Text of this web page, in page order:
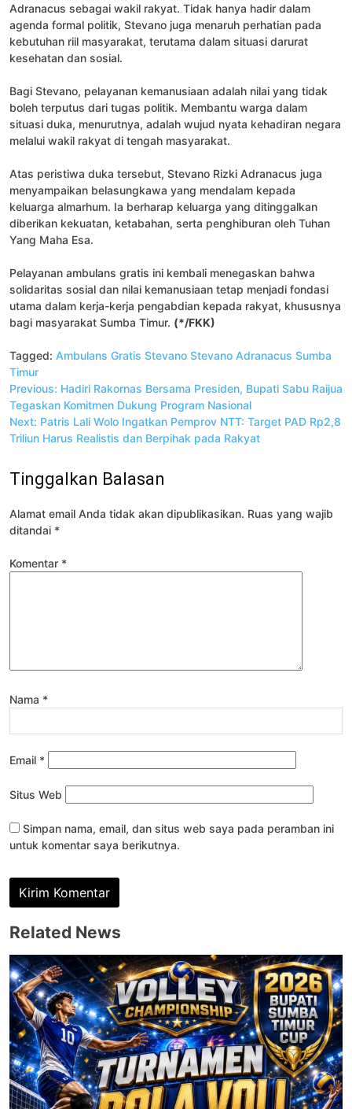
Adranacus sebagai wakil rakyat. Tidak hanya hadir dalam
agenda formal politik, Stevano juga menaruh perhatian pada
kebutuhan riil masyarakat, terutama dalam situasi darurat
kesehatan dan sosial.
Bagi Stevano, pelayanan kemanusiaan adalah nilai yang tidak
boleh terputus dari tugas politik. Membantu warga dalam
situasi duka, menurutnya, adalah wujud nyata kehadiran negara
melalui wakil rakyat di tengah masyarakat.
Atas peristiwa duka tersebut, Stevano Rizki Adranacus juga
menyampaikan belasungkawa yang mendalam kepada
keluarga almarhum. Ia berharap keluarga yang ditinggalkan
diberikan kekuatan, ketabahan, serta penghiburan oleh Tuhan
Yang Maha Esa.
Pelayanan ambulans gratis ini kembali menegaskan bahwa
solidaritas sosial dan nilai kemanusiaan tetap menjadi fondasi
utama dalam kerja-kerja pengabdian kepada rakyat, khususnya
bagi masyarakat Sumba Timur. (*/FKK)
Tagged: Ambulans Gratis Stevano Stevano Adranacus Sumba
Timur
Navigasi
pos
Previous: Hadiri Rakornas Bersama Presiden, Bupati Sabu Raijua
Tegaskan Komitmen Dukung Program Nasional
Next: Patris Lali Wolo Ingatkan Pemprov NTT: Target PAD Rp2,8
Triliun Harus Realistis dan Berpihak pada Rakyat
Tinggalkan Balasan
Alamat email Anda tidak akan dipublikasikan. Ruas yang wajib
ditandai *
Komentar *
Nama *
Email *
Situs Web
Simpan nama, email, dan situs web saya pada peramban ini
untuk komentar saya berikutnya.
Related News